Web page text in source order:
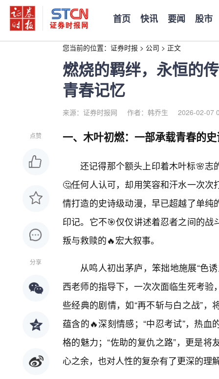
首页 快讯 要闻 股市
您当前的位置： 证券时报 > 公司 > 正文
燃烧的羁绊，永恒的
青春记忆
来源：证券时报网 作者：韩乔生 2026-02-07
点赞
分享
一、木叶初燃：一部承载青春的
还记得那个额头上印着木叶标🌸志
🤔任何人认可，却用笑容和汗水一次
情打造的史诗级动漫，早已超越了单
印记。它不🎯仅仅讲述着忍者之间的
叛与救赎的🔥宏大叙事。
从鸣人初出茅庐，笨拙地施展“色
西老师的指导下，一次次面临生死考
些经典的剧情，如“再不斩与白之战”
蕴含的🔥深刻情感；“中忍考试”，热
格的魅力；“佐助的复仇之路”，更是
心之余，也对人性的复杂有了更深的理